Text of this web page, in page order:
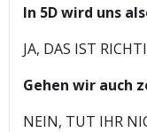
In 5D wird uns
JA, DAS IST
Gehen wir auch
NEIN, TUT IHR